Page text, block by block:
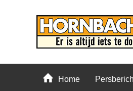
Home